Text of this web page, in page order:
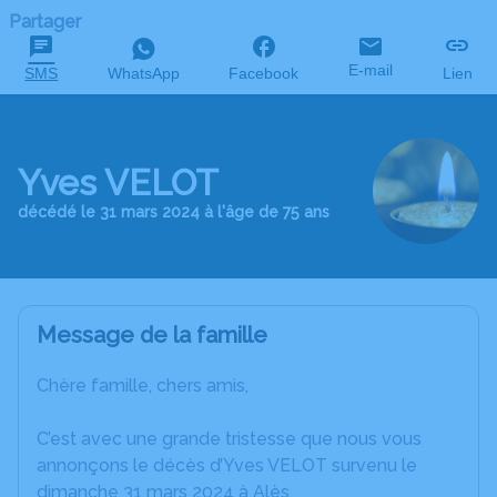
Partager
SMS WhatsApp Facebook E-mail Lien
Yves VELOT
décédé le 31 mars 2024 à l'âge de 75 ans
Message de la famille
Chère famille, chers amis,
C’est avec une grande tristesse que nous vous
annonçons le décès d’Yves VELOT survenu le
dimanche 31 mars 2024 à Alès.